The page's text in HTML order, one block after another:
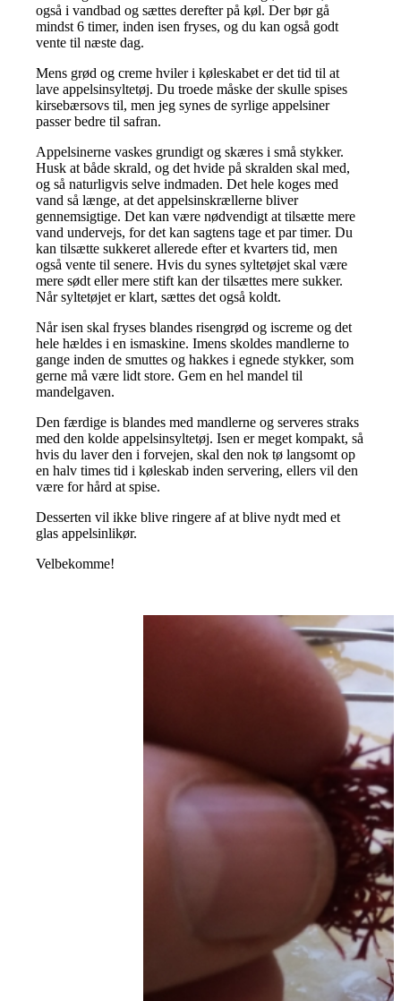
også i vandbad og sættes derefter på køl. Der bør gå
mindst 6 timer, inden isen fryses, og du kan også godt
vente til næste dag.
Mens grød og creme hviler i køleskabet er det tid til at
lave appelsinsyltetøj. Du troede måske der skulle spises
kirsebærsovs til, men jeg synes de syrlige appelsiner
passer bedre til safran.
Appelsinerne vaskes grundigt og skæres i små stykker.
Husk at både skrald, og det hvide på skralden skal med,
og så naturligvis selve indmaden. Det hele koges med
vand så længe, at det appelsinskrællerne bliver
gennemsigtige. Det kan være nødvendigt at tilsætte mere
vand undervejs, for det kan sagtens tage et par timer. Du
kan tilsætte sukkeret allerede efter et kvarters tid, men
også vente til senere. Hvis du synes syltetøjet skal være
mere sødt eller mere stift kan der tilsættes mere sukker.
Når syltetøjet er klart, sættes det også koldt.
Når isen skal fryses blandes risengrød og iscreme og det
hele hældes i en ismaskine. Imens skoldes mandlerne to
gange inden de smuttes og hakkes i egnede stykker, som
gerne må være lidt store. Gem en hel mandel til
mandelgaven.
Den færdige is blandes med mandlerne og serveres straks
med den kolde appelsinsyltetøj. Isen er meget kompakt, så
hvis du laver den i forvejen, skal den nok tø langsomt op
en halv times tid i køleskab inden servering, ellers vil den
være for hård at spise.
Desserten vil ikke blive ringere af at blive nydt med et
glas appelsinlikør.
Velbekomme!